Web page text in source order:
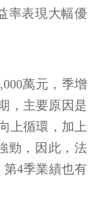
率表現大幅優
萬元，季增
，主要原因是
上循環，加上
勁，因此，法
第4季業績也有